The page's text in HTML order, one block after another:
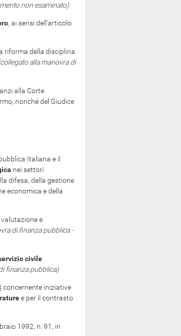
non esaminato)
, ai sensi dell’articolo
riforma della disciplina
alla manovra di
alla Corte
nonché del Giudice
Italiana e il
nei settori
difesa, della gestione
economica e della
valutazione e
di finanza pubblica -
civile
finanza pubblica)
concernente iniziative
e per il contrasto
1992, n. 91, in